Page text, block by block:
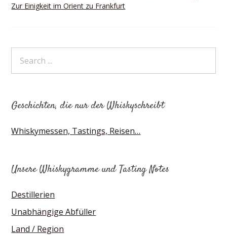
Zur Einigkeit im Orient zu Frankfurt
Geschichten, die nur der Whiskyschreibt
Whiskymessen, Tastings, Reisen…
Unsere Whiskygramme und Tasting Notes
Destillerien
Unabhängige Abfüller
Land / Region